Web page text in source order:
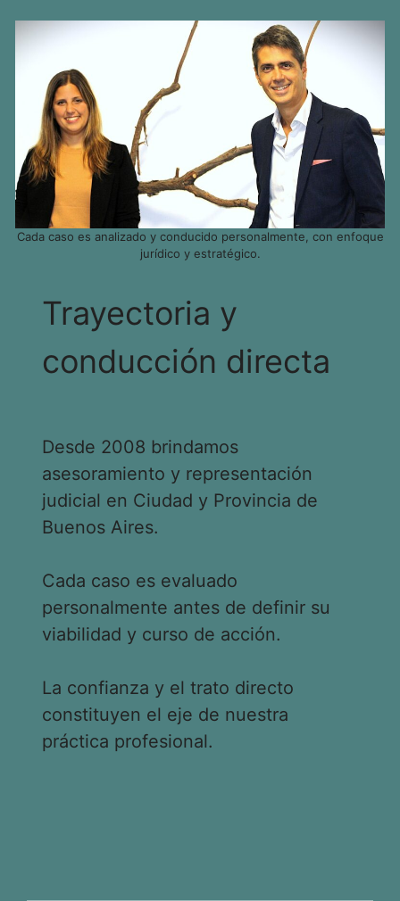
Cada caso es analizado y conducido personalmente, con enfoque
jurídico y estratégico.
Trayectoria y
conducción directa
Desde 2008 brindamos
asesoramiento y representación
judicial en Ciudad y Provincia de
Buenos Aires.
Cada caso es evaluado
personalmente antes de definir su
viabilidad y curso de acción.
La confianza y el trato directo
constituyen el eje de nuestra
práctica profesional.